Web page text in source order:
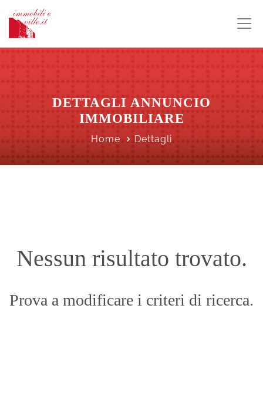
DETTAGLI ANNUNCIO
IMMOBILIARE
Home Dettagli
Nessun risultato trovato.
Prova a modificare i criteri di ricerca.